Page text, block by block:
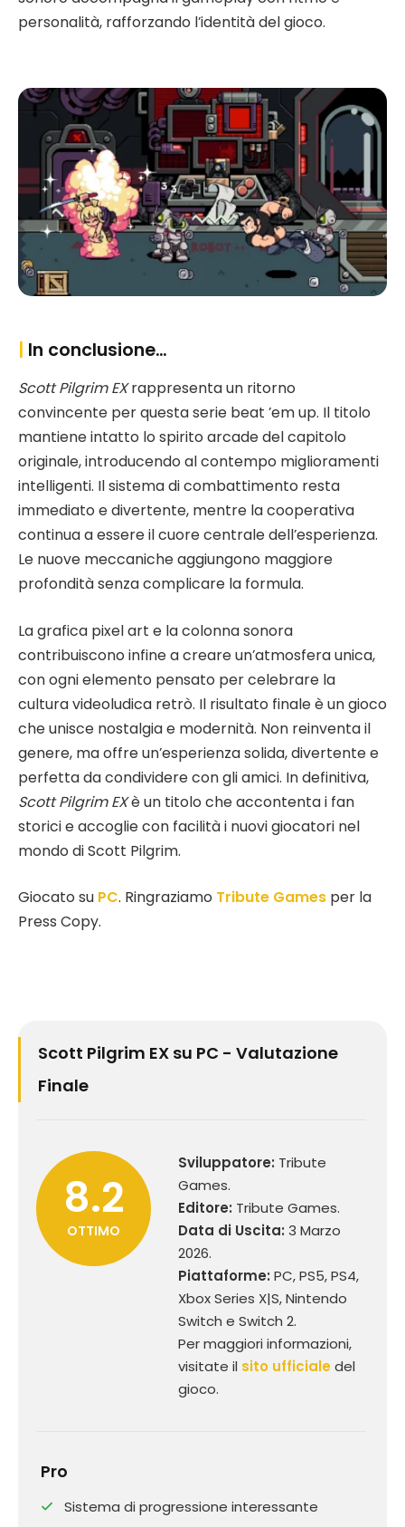
personalità, rafforzando l’identità del gioco.
| In conclusione…
Scott Pilgrim EXrappresenta un ritorno
convincente per questa serie beat ’em up. Il titolo
mantiene intatto lo spirito arcade del capitolo
originale, introducendo al contempo miglioramenti
intelligenti. Il sistema di combattimento resta
immediato e divertente, mentre la cooperativa
continua a essere il cuore centrale dell’esperienza.
Le nuove meccaniche aggiungono maggiore
profondità senza complicare la formula.
La grafica pixel art e la colonna sonora
contribuiscono infine a creare un’atmosfera unica,
con ogni elemento pensato per celebrare la
cultura videoludica retrò. Il risultato finale è un gioco
che unisce nostalgia e modernità. Non reinventa il
genere, ma offre un’esperienza solida, divertente e
perfetta da condividere con gli amici. In definitiva,
Scott Pilgrim EXè un titolo che accontenta i fan
storici e accoglie con facilità i nuovi giocatori nel
mondo di Scott Pilgrim.
Giocato su PC. Ringraziamo Tribute Games per la
Press Copy.
Scott Pilgrim EX su PC - Valutazione
Finale
8.2
OTTIMO
Sviluppatore: Tribute
Games.
Editore: Tribute Games.
Data di Uscita: 3 Marzo
2026.
Piattaforme: PC, PS5, PS4,
Xbox Series X|S, Nintendo
Switch e Switch 2.
Per maggiori informazioni,
visitate il sito ufficialedel
gioco.
Pro
Sistema di progressione interessante